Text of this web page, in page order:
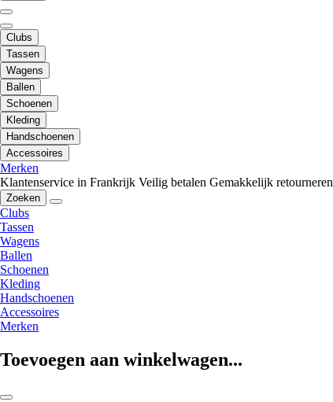
Clubs
Tassen
Wagens
Ballen
Schoenen
Kleding
Handschoenen
Accessoires
Merken
Klantenservice in Frankrijk Veilig betalen Gemakkelijk retourneren
Zoeken
Clubs
Tassen
Wagens
Ballen
Schoenen
Kleding
Handschoenen
Accessoires
Merken
Toevoegen aan winkelwagen...